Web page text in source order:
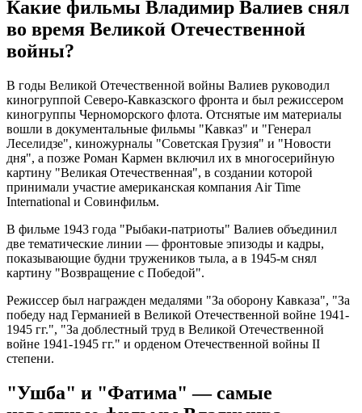
Какие фильмы Владимир Валиев снял
во время Великой Отечественной
войны?
В годы Великой Отечественной войны Валиев руководил
киногруппой Северо-Кавказского фронта и был режиссером
киногруппы Черноморского флота. Отснятые им материалы
вошли в документальные фильмы "Кавказ" и "Генерал
Леселидзе", киножурналы "Советская Грузия" и "Новости
дня", а позже Роман Кармен включил их в многосерийную
картину "Великая Отечественная", в создании которой
принимали участие американская компания Air Time
International и Совинфильм.
В фильме 1943 года "Рыбаки-патриоты" Валиев объединил
две тематические линии — фронтовые эпизоды и кадры,
показывающие будни тружеников тыла, а в 1945-м снял
картину "Возвращение с Победой".
Режиссер был награжден медалями "За оборону Кавказа", "За
победу над Германией в Великой Отечественной войне 1941-
1945 гг.", "За доблестный труд в Великой Отечественной
войне 1941-1945 гг." и орденом Отечественной войны II
степени.
"Ушба" и "Фатима" — самые